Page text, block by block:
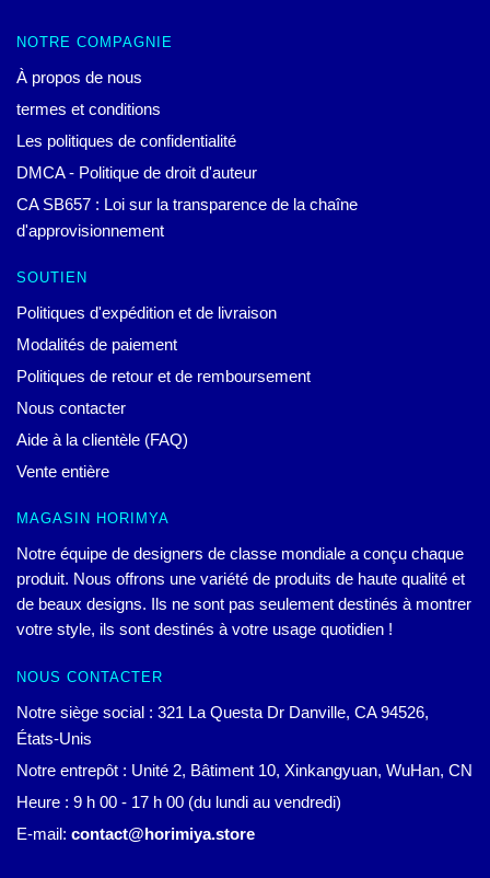
NOTRE COMPAGNIE
À propos de nous
termes et conditions
Les politiques de confidentialité
DMCA - Politique de droit d'auteur
CA SB657 : Loi sur la transparence de la chaîne
d'approvisionnement
SOUTIEN
Politiques d'expédition et de livraison
Modalités de paiement
Politiques de retour et de remboursement
Nous contacter
Aide à la clientèle (FAQ)
Vente entière
MAGASIN HORIMYA
Notre équipe de designers de classe mondiale a conçu chaque
produit. Nous offrons une variété de produits de haute qualité et
de beaux designs. Ils ne sont pas seulement destinés à montrer
votre style, ils sont destinés à votre usage quotidien !
NOUS CONTACTER
Notre siège social : 321 La Questa Dr Danville, CA 94526,
États-Unis
Notre entrepôt : Unité 2, Bâtiment 10, Xinkangyuan, WuHan, CN
Heure : 9 h 00 - 17 h 00 (du lundi au vendredi)
E-mail: contact@horimiya.store